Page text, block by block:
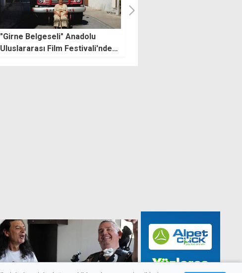
La Nouba sahnesinde Dj Val ve
İlkay Sencan rüzgarı